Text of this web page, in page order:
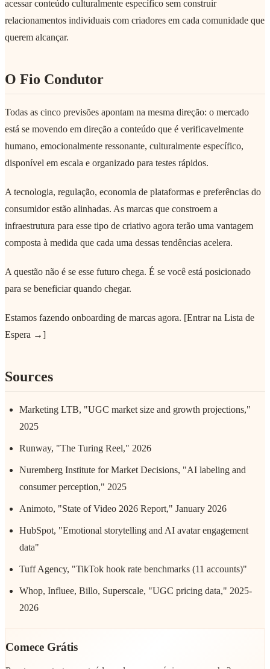
acessar conteúdo culturalmente específico sem construir
relacionamentos individuais com criadores em cada comunidade que
querem alcançar.
O Fio Condutor
Todas as cinco previsões apontam na mesma direção: o mercado
está se movendo em direção a conteúdo que é verificavelmente
humano, emocionalmente ressonante, culturalmente específico,
disponível em escala e organizado para testes rápidos.
A tecnologia, regulação, economia de plataformas e preferências do
consumidor estão alinhadas. As marcas que constroem a
infraestrutura para esse tipo de criativo agora terão uma vantagem
composta à medida que cada uma dessas tendências acelera.
A questão não é se esse futuro chega. É se você está posicionado
para se beneficiar quando chegar.
Estamos fazendo onboarding de marcas agora. [Entrar na Lista de
Espera →]
Sources
Marketing LTB, "UGC market size and growth projections,"
2025
Runway, "The Turing Reel," 2026
Nuremberg Institute for Market Decisions, "AI labeling and
consumer perception," 2025
Animoto, "State of Video 2026 Report," January 2026
HubSpot, "Emotional storytelling and AI avatar engagement
data"
Tuff Agency, "TikTok hook rate benchmarks (11 accounts)"
Whop, Influee, Billo, Superscale, "UGC pricing data," 2025-
2026
Comece Grátis